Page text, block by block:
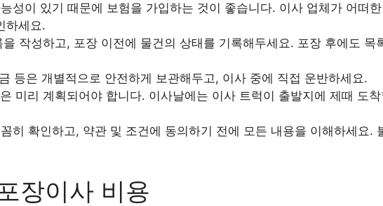
성이 있기 때문에 보험을 가입하는 것이 좋습니다. 이사 업체가 어떠
하세요.
작성하고, 포장 이전에 물건의 상태를 기록해두세요. 포장 후에도 목
등은 개별적으로 안전하게 보관해두고, 이사 중에 직접 운반하세요.
미리 계획되어야 합니다. 이사날에는 이사 트럭이 출발지에 제때 도
히 확인하고, 약관 및 조건에 동의하기 전에 모든 내용을 이해하세요.
장이사 비용